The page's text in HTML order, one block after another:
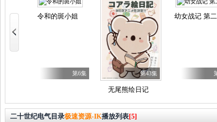
恋爱。
令和的斑小姐
第6集
无尾熊绘日记
第43集
幼女战记 第
二十世纪电气目录极速资源-IK播放列表[5]